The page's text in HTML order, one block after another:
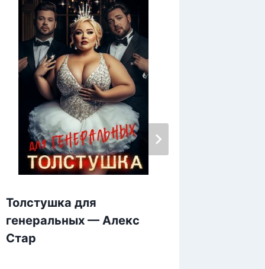
Толстушка для
генеральных — Алекс
Стар